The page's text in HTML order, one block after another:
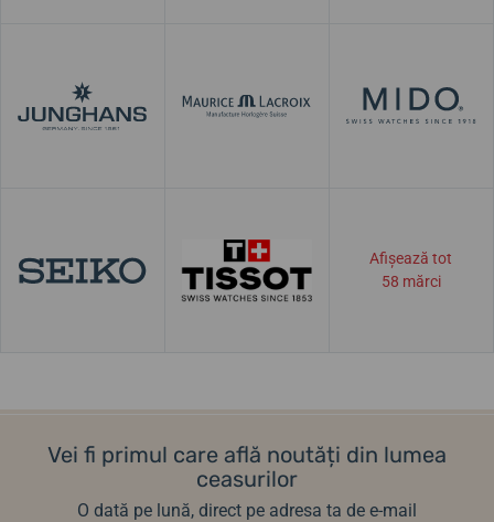
Afișează tot
58 mărci
Vei fi primul care află noutăți din lumea
ceasurilor
O dată pe lună, direct pe adresa ta de e-mail